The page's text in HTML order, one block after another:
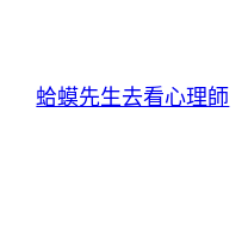
蛤蟆先生去看心理師